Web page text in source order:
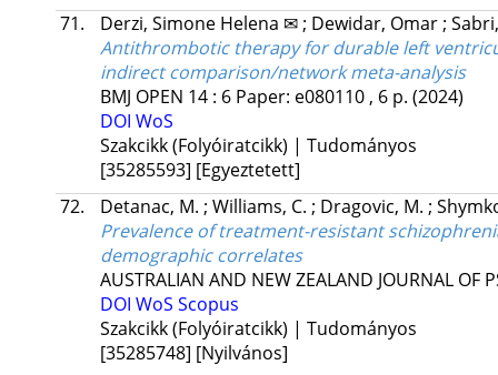
71.
Derzi, Simone Helena ✉ ; Dewidar, Omar ;
Antithrombotic therapy for durable left
indirect comparison/network meta-analysis
BMJ OPEN 14: 6 Paper: e080110 , 6 p. (2024)
DOI WoS
Szakcikk (Folyóiratcikk) | Tudományos
[35285593] [Egyeztetett]
72.
Detanac, M. ; Williams, C. ; Dragovic, M. ;
Prevalence of treatment-resistant
demographic correlates
AUSTRALIAN AND NEW ZEALAND JOURNAL OF
DOI WoS Scopus
Szakcikk (Folyóiratcikk) | Tudományos
[35285748] [Nyilvános]